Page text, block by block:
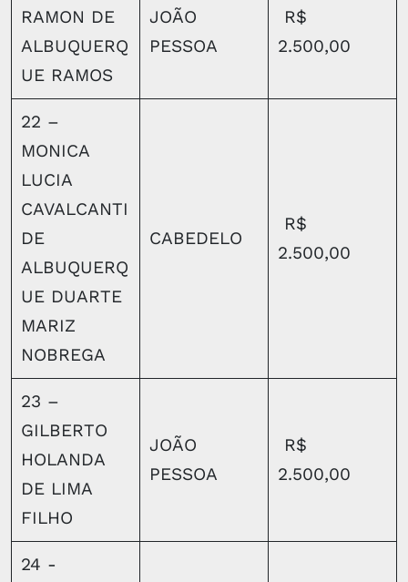
RAMON DE
ALBUQUERQ
UE RAMOS
JOÃO
PESSOA
R$
2.500,00
22 –
MONICA
LUCIA
CAVALCANTI
DE
ALBUQUERQ
UE DUARTE
MARIZ
NOBREGA
CABEDELO
R$
2.500,00
23 –
GILBERTO
HOLANDA
DE LIMA
FILHO
JOÃO
PESSOA
R$
2.500,00
24 -